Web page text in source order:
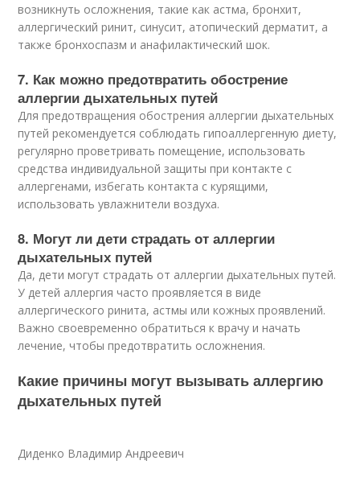
возникнуть осложнения, такие как астма, бронхит,
аллергический ринит, синусит, атопический дерматит, а
также бронхоспазм и анафилактический шок.
7. Как можно предотвратить обострение
аллергии дыхательных путей
Для предотвращения обострения аллергии дыхательных
путей рекомендуется соблюдать гипоаллергенную диету,
регулярно проветривать помещение, использовать
средства индивидуальной защиты при контакте с
аллергенами, избегать контакта с курящими,
использовать увлажнители воздуха.
8. Могут ли дети страдать от аллергии
дыхательных путей
Да, дети могут страдать от аллергии дыхательных путей.
У детей аллергия часто проявляется в виде
аллергического ринита, астмы или кожных проявлений.
Важно своевременно обратиться к врачу и начать
лечение, чтобы предотвратить осложнения.
Какие причины могут вызывать аллергию
дыхательных путей
Диденко Владимир Андреевич